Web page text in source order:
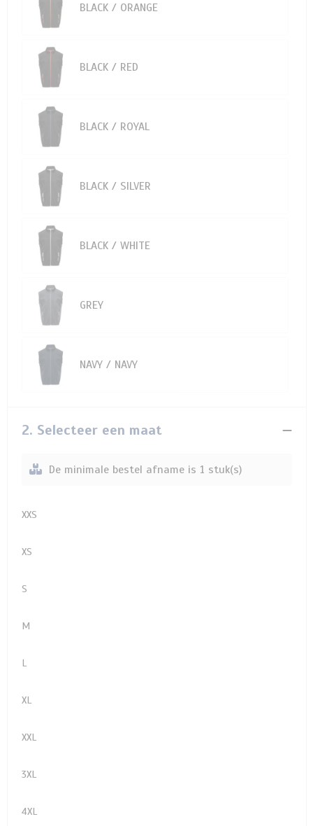
BLACK / ORANGE
BLACK / RED
BLACK / ROYAL
BLACK / SILVER
BLACK / WHITE
GREY
NAVY / NAVY
2. Selecteer een maat
De minimale bestel afname is 1 stuk(s)
XXS
XS
S
M
L
XL
XXL
3XL
4XL